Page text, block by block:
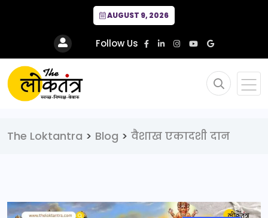
AUGUST 9, 2026
Follow Us
The Loktantra > Blog > वैशाख एकादशी दान